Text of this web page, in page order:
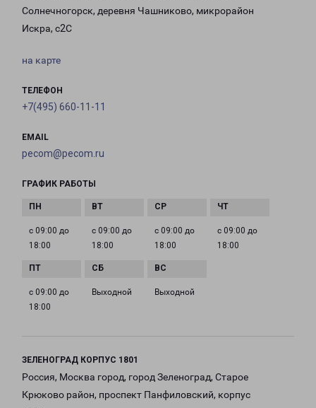
Солнечногорск, деревня Чашниково, микрорайон
Искра, с2С
на карте
ТЕЛЕФОН
+7(495) 660-11-11
EMAIL
pecom@pecom.ru
ГРАФИК РАБОТЫ
с 09:00 до
18:00
с 09:00 до
18:00
с 09:00 до
18:00
с 09:00 до
18:00
с 09:00 до
18:00
Выходной Выходной
ЗЕЛЕНОГРАД КОРПУС 1801
Россия, Москва город, город Зеленоград, Старое
Крюково район, проспект Панфиловский, корпус